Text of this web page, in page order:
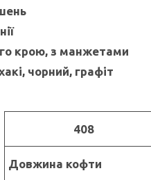
крою, з манжетами
чорний, графіт
408
Довжина кофти